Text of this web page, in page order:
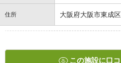
住所 大阪府大阪市東成
この施設に口